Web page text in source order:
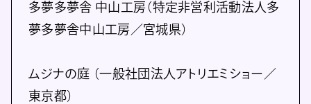
多夢多夢舎 中山工房（特定非営利活動法人多
夢多夢舎中山工房／宮城県）
ムジナの庭 （一般社団法人アトリエミショー／
東京都）